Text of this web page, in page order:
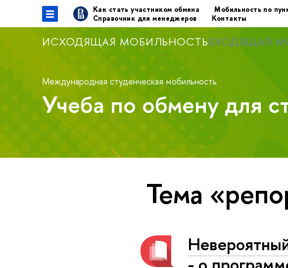
Как стать участником обмена Мобильность по
Справочник для менеджеров
Контакты
ИСХОДЯЩАЯ МОБИЛЬНОСТЬВХОДЯЩАЯ
Международная студенческая мобильность
Учеба по обмену для
Тема